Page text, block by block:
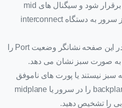
SAN ممکن است برقرار شود و سیگنال های mid
plane به درستی از سرور به دستگاه interconnect
زبانه Table view در این صفحه نشانگر وضعیت Port را
به صورت سبز نشان می دهد.
سبز نیستند یا پورت های ناموفق
هستند، سیگنال backplane را در سرور یا midplane
را تشخیص دهید.